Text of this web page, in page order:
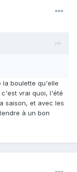
la boulette qu'elle
c'est vrai quoi, l'été
saison, et avec les
à un bon